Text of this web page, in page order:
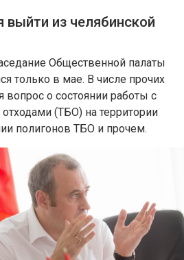
выйти из челябинской
Общественной палаты
только в мае. В числе прочих
вопрос о состоянии работы с
(ТБО) на территории
полигонов ТБО и прочем.